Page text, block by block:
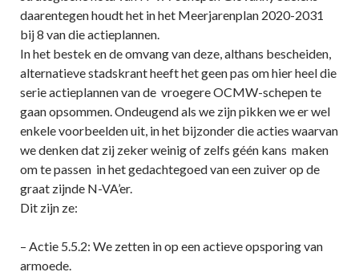
daarentegen houdt het in het Meerjarenplan 2020-2031
bij 8 van die actieplannen.
In het bestek en de omvang van deze, althans bescheiden,
alternatieve stadskrant heeft het geen pas om hier heel die
serie actieplannen van de vroegere OCMW-schepen te
gaan opsommen. Ondeugend als we zijn pikken we er wel
enkele voorbeelden uit, in het bijzonder die acties waarvan
we denken dat zij zeker weinig of zelfs géén kans maken
om te passen in het gedachtegoed van een zuiver op de
graat zijnde N-VA’er.
Dit zijn ze:
– Actie 5.5.2: We zetten in op een actieve opsporing van
armoede.